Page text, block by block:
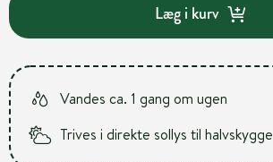
Læg i kurv
Vandes ca. 1 gang om ugen
Trives i direkte sollys til halvskygge